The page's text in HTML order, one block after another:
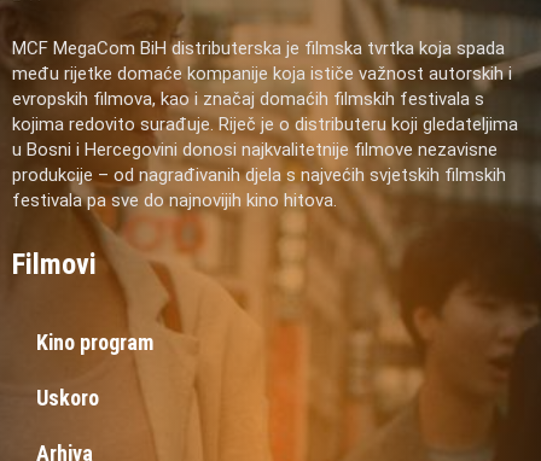
MCF MegaCom BiH distributerska je filmska tvrtka koja spada
među rijetke domaće kompanije koja ističe važnost autorskih i
evropskih filmova, kao i značaj domaćih filmskih festivala s
kojima redovito surađuje. Riječ je o distributeru koji gledateljima
u Bosni i Hercegovini donosi najkvalitetnije filmove nezavisne
produkcije – od nagrađivanih djela s najvećih svjetskih filmskih
festivala pa sve do najnovijih kino hitova.
Filmovi
Kino program
Uskoro
Arhiva